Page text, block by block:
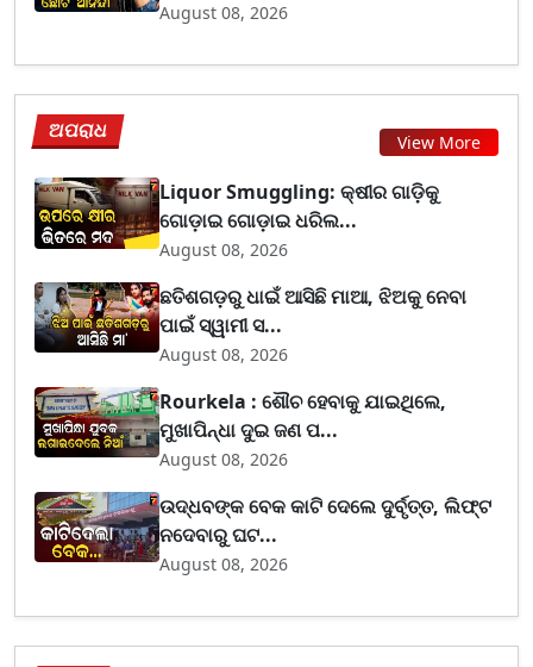
August 08, 2026
ଅପରାଧ View More
Liquor Smuggling: କ୍ଷୀର ଗାଡ଼ିକୁ
ଗୋଡ଼ାଇ ଗୋଡ଼ାଇ ଧରିଲ...
August 08, 2026
ଛତିଶଗଡ଼ରୁ ଧାଇଁ ଆସିଛି ମାଆ, ଝିଅକୁ ନେବା
ପାଇଁ ସ୍ୱାମୀ ସ...
August 08, 2026
Rourkela : ଶୌଚ ହେବାକୁ ଯାଇଥିଲେ,
ମୁଖାପିନ୍ଧା ଦୁଇ ଜଣ ପ...
August 08, 2026
ଉଦ୍ଧବଙ୍କ ବେକ କାଟି ଦେଲେ ଦୁର୍ବୃତ୍ତ, ଲିଫ୍ଟ
ନଦେବାରୁ ଘଟ...
August 08, 2026